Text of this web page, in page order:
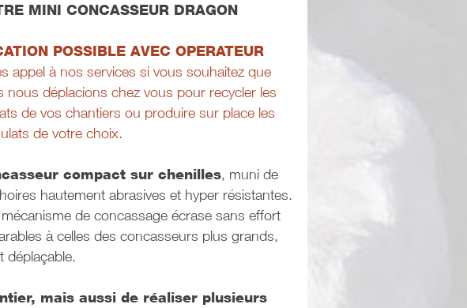
MINI CONCASSEUR DRAGON
POSSIBLE AVEC OPERATEUR
appel à nos services si vous souhaitez que
nous déplacions chez vous pour recycler les
de vos chantiers ou produire sur place les
de votre choix.
compact sur chenilles, muni de
hautement abrasives et hyper résistantes.
de concassage écrase sans effort
à celles des concasseurs plus grands,
déplaçable.
mais aussi de réaliser plusieurs